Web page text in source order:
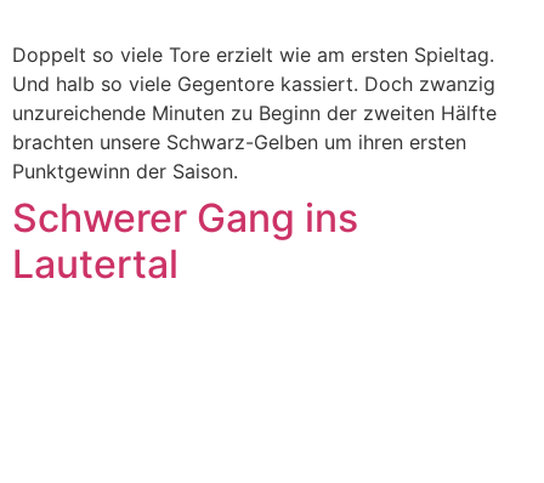
Doppelt so viele Tore erzielt wie am ersten Spieltag.
Und halb so viele Gegentore kassiert. Doch zwanzig
unzureichende Minuten zu Beginn der zweiten Hälfte
brachten unsere Schwarz-Gelben um ihren ersten
Punktgewinn der Saison.
Schwerer Gang ins
Lautertal